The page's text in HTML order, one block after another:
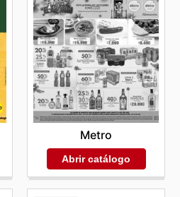
Metro
Abrir catálogo